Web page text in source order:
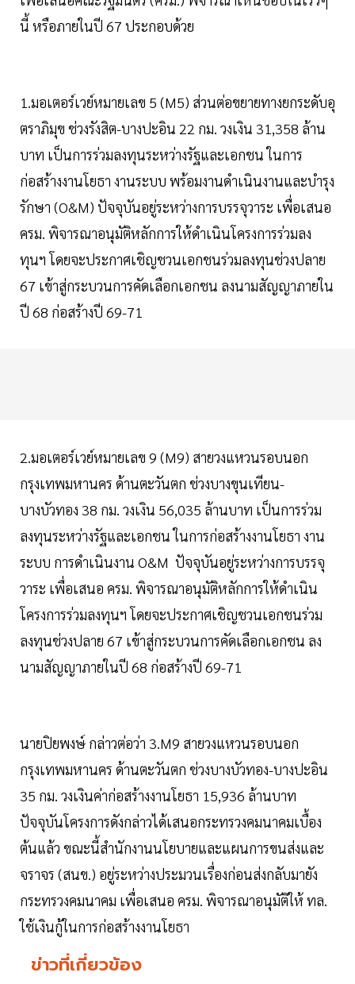
นี้ หรือภายในปี 67 ประกอบด้วย
1.มอเตอร์เวย์หมายเลข 5 (M5) ส่วนต่อขยายทางยกระดับอุ
ตราภิมุข ช่วงรังสิต-บางปะอิน 22 กม. วงเงิน 31,358 ล้าน
บาท เป็นการร่วมลงทุนระหว่างรัฐและเอกชน ในการ
ก่อสร้างงานโยธา งานระบบ พร้อมงานดำเนินงานและบำรุง
รักษา (O&M) ปัจจุบันอยู่ระหว่างการบรรจุวาระ เพื่อเสนอ
ครม. พิจารณาอนุมัติหลักการให้ดำเนินโครงการร่วมลง
ทุนฯ โดยจะประกาศเชิญชวนเอกชนร่วมลงทุนช่วงปลาย
67 เข้าสู่กระบวนการคัดเลือกเอกชน ลงนามสัญญาภายใน
ปี 68 ก่อสร้างปี 69-71
2.มอเตอร์เวย์หมายเลข 9 (M9) สายวงแหวนรอบนอก
กรุงเทพมหานคร ด้านตะวันตก ช่วงบางขุนเทียน-
บางบัวทอง 38 กม. วงเงิน 56,035 ล้านบาท เป็นการร่วม
ลงทุนระหว่างรัฐและเอกชน ในการก่อสร้างงานโยธา งาน
ระบบ การดำเนินงาน O&M ปัจจุบันอยู่ระหว่างการบรรจุ
วาระ เพื่อเสนอ ครม. พิจารณาอนุมัติหลักการให้ดำเนิน
โครงการร่วมลงทุนฯ โดยจะประกาศเชิญชวนเอกชนร่วม
ลงทุนช่วงปลาย 67 เข้าสู่กระบวนการคัดเลือกเอกชน ลง
นามสัญญาภายในปี 68 ก่อสร้างปี 69-71
นายปิยพงษ์ กล่าวต่อว่า 3.M9 สายวงแหวนรอบนอก
กรุงเทพมหานคร ด้านตะวันตก ช่วงบางบัวทอง-บางปะอิน
35 กม. วงเงินค่าก่อสร้างงานโยธา 15,936 ล้านบาท
ปัจจุบันโครงการดังกล่าวได้เสนอกระทรวงคมนาคมเบื้อง
ต้นแล้ว ขณะนี้สำนักงานนโยบายและแผนการขนส่งและ
จราจร (สนข.) อยู่ระหว่างประมวนเรื่องก่อนส่งกลับมายัง
กระทรวงคมนาคม เพื่อเสนอ ครม. พิจารณาอนุมัติให้ ทล.
ใช้เงินกู้ในการก่อสร้างงานโยธา
ข่าวที่เกี่ยวข้อง